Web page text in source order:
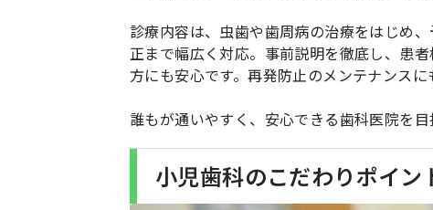
診療内容は、虫歯や歯周病の治療をはじめ
正まで幅広く対応。事前説明を徹底し、患
方にも安心です。再発防止のメンテナンス
誰もが通いやすく、安心できる歯科医院を目
小児歯科のこだわりポイン